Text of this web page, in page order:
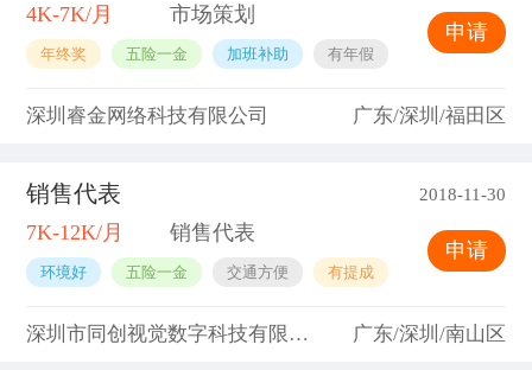
4K-7K/月 市场策划
年终奖 五险一金 加班补助 有年假
申请
深圳睿金网络科技有限公司 广东/深圳/福田区
销售代表 2018-11-30
7K-12K/月 销售代表
环境好 五险一金 交通方便 有提成
申请
深圳市同创视觉数字科技有限公司 广东/深圳/南山区